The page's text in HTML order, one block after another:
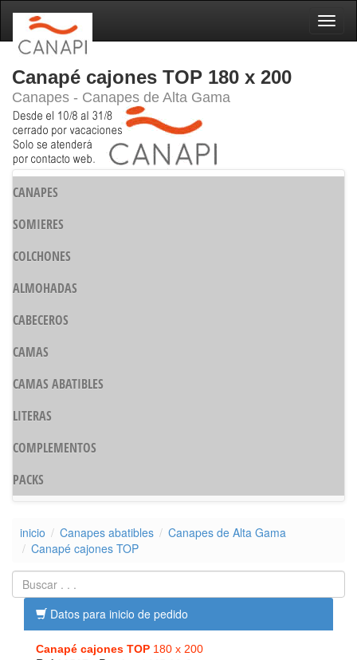
Canapé cajones TOP 180 x 200
Canapes - Canapes de Alta Gama
CANAPES
SOMIERES
COLCHONES
ALMOHADAS
CABECEROS
CAMAS
CAMAS ABATIBLES
LITERAS
COMPLEMENTOS
PACKS
inicio Canapes abatibles
Canapes de Alta Gama
Canapé cajones TOP
Datos para inicio de pedido
Canapé cajones TOP 180 x 200